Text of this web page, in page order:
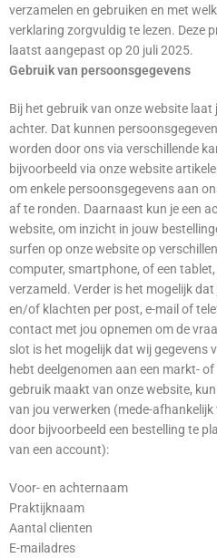
verzamelen en gebruiken en met
verklaring zorgvuldig te lezen. Deze
laatst aangepast op 20 juli 2025.
Gebruik van persoonsgegevens
Bij het gebruik van onze website laat
achter. Dat kunnen
worden door ons via verschillende
bijvoorbeeld via onze website
om enkele persoonsgegevens aan
af te ronden. Daarnaast kun je een
website, om inzicht in jouw
surfen op onze website op
computer, smartphone, of een
verzameld. Verder is het mogelijk
en/of klachten per post, e-mail of
contact met jou opnemen om de
slot is het mogelijk dat wij gegevens
hebt deelgenomen aan een markt-
gebruik maakt van onze website,
van jou verwerken (mede-afhankelijk
door bijvoorbeeld een bestelling te
van een account):
Voor- en achternaam
Praktijknaam
Aantal clienten
E-mailadres